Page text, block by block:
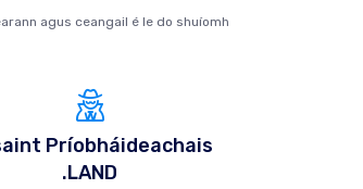
​​agus ceangail é le do shuíomh
Príobháideachais
.LAND